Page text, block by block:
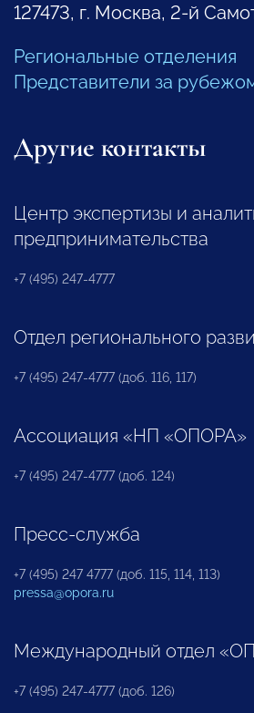
127473, г. Москва, 2-й
Региональные отделения
Представители за
Другие контакты
Центр экспертизы и
предпринимательства
+7 (495) 247-4777
Отдел регионального
+7 (495) 247-4777 (доб. 116, 117)
Ассоциация «НП «ОПОРА»
+7 (495) 247-4777 (доб. 124)
Пресс-служба
+7 (495) 247 4777 (доб. 115, 114, 113)
pressa@opora.ru
Международный отдел
+7 (495) 247-4777 (доб. 126)